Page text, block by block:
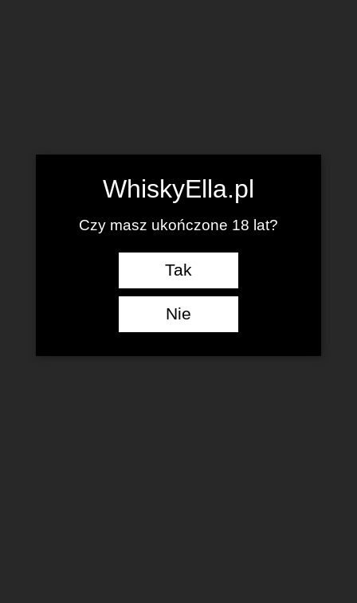
WhiskyElla.pl
Czy masz ukończone 18 lat?
Tak
Nie